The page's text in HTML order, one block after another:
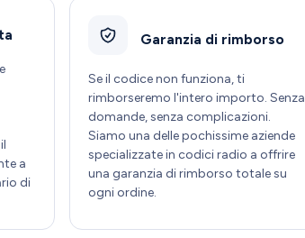
a
di
Garanzia di rimborso
Se il codice non funziona, ti
rimborseremo l'intero importo. Senza
domande, senza complicazioni.
Siamo una delle pochissime aziende
specializzate in codici radio a offrire
una garanzia di rimborso totale su
ogni ordine.